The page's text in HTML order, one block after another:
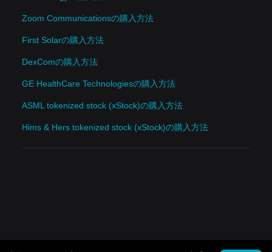
Zoom Communicationsの購入方法
First Solarの購入方法
DexComの購入方法
GE HealthCare Technologiesの購入方法
ASML tokenized stock (xStock)の購入方法
Hims & Hers tokenized stock (xStock)の購入方法